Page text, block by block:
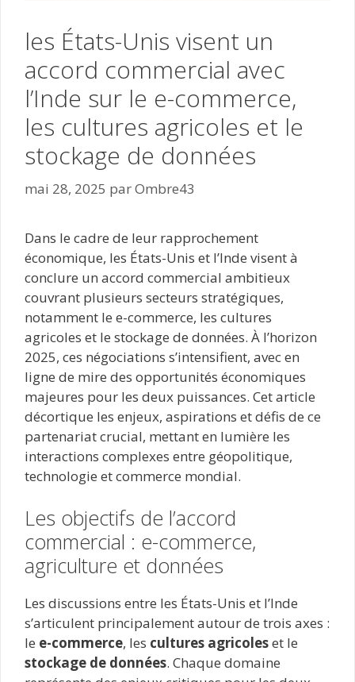
les États-Unis visent un
accord commercial avec
l’Inde sur le e-commerce,
les cultures agricoles et le
stockage de données
mai 28, 2025 parOmbre43
Dans le cadre de leur rapprochement
économique, les États-Unis et l’Inde visent à
conclure un accord commercial ambitieux
couvrant plusieurs secteurs stratégiques,
notamment le e-commerce, les cultures
agricoles et le stockage de données. À l’horizon
2025, ces négociations s’intensifient, avec en
ligne de mire des opportunités économiques
majeures pour les deux puissances. Cet article
décortique les enjeux, aspirations et défis de ce
partenariat crucial, mettant en lumière les
interactions complexes entre géopolitique,
technologie et commerce mondial.
Les objectifs de l’accord
commercial : e-commerce,
agriculture et données
Les discussions entre les États-Unis et l’Inde
s’articulent principalement autour de trois axes :
le e-commerce, les cultures agricoleset le
stockage de données. Chaque domaine